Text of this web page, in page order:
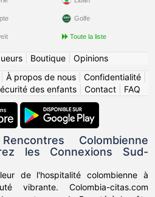
Golfe
Toute la liste
| Boutique| Opinions
À propos de nous Confidentialité
des enfants| Contact| FAQ
Colombienne
les Connexions Sud-
de l'hospitalité colombienne à
vibrante. Colombia-citas.com